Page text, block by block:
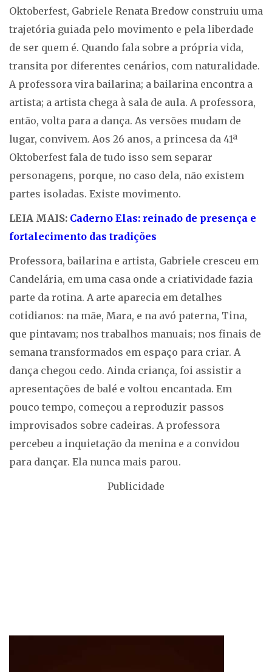
Oktoberfest, Gabriele Renata Bredow construiu uma
trajetória guiada pelo movimento e pela liberdade
de ser quem é. Quando fala sobre a própria vida,
transita por diferentes cenários, com naturalidade.
A professora vira bailarina; a bailarina encontra a
artista; a artista chega à sala de aula. A professora,
então, volta para a dança. As versões mudam de
lugar, convivem. Aos 26 anos, a princesa da 41ª
Oktoberfest fala de tudo isso sem separar
personagens, porque, no caso dela, não existem
partes isoladas. Existe movimento.
LEIA MAIS: Caderno Elas: reinado de presença e
fortalecimento das tradições
Professora, bailarina e artista, Gabriele cresceu em
Candelária, em uma casa onde a criatividade fazia
parte da rotina. A arte aparecia em detalhes
cotidianos: na mãe, Mara, e na avó paterna, Tina,
que pintavam; nos trabalhos manuais; nos finais de
semana transformados em espaço para criar. A
dança chegou cedo. Ainda criança, foi assistir a
apresentações de balé e voltou encantada. Em
pouco tempo, começou a reproduzir passos
improvisados sobre cadeiras. A professora
percebeu a inquietação da menina e a convidou
para dançar. Ela nunca mais parou.
Publicidade